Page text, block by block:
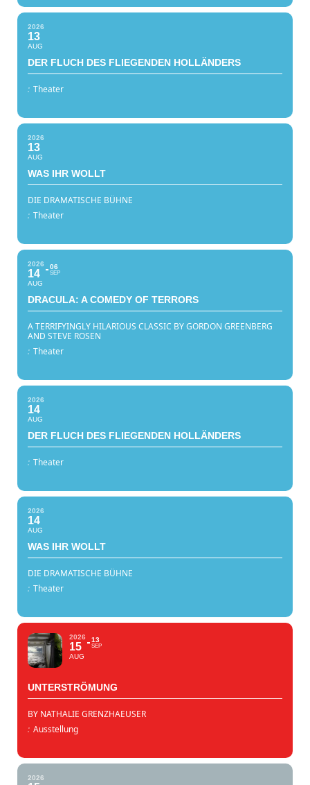
2026
13
AUG
DER FLUCH DES FLIEGENDEN HOLLÄNDERS
: Theater
2026
13
AUG
WAS IHR WOLLT
DIE DRAMATISCHE BÜHNE
: Theater
2026
14
AUG
06
SEP
DRACULA: A COMEDY OF TERRORS
A TERRIFYINGLY HILARIOUS CLASSIC BY GORDON GREENBERG
AND STEVE ROSEN
: Theater
2026
14
AUG
DER FLUCH DES FLIEGENDEN HOLLÄNDERS
: Theater
2026
14
AUG
WAS IHR WOLLT
DIE DRAMATISCHE BÜHNE
: Theater
2026
15
AUG
13
SEP
UNTERSTRÖMUNG
BY NATHALIE GRENZHAEUSER
: Ausstellung
2026